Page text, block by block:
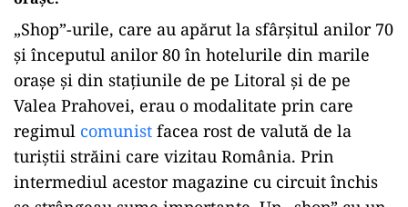
„Shop”-urile, care au apărut la sfârșitul anilor 70
și începutul anilor 80 în hotelurile din marile
orașe și din stațiunile de pe Litoral și de pe
Valea Prahovei, erau o modalitate prin care
regimul comunist facea rost de valută de la
turiștii străini care vizitau România. Prin
intermediul acestor magazine cu circuit închis